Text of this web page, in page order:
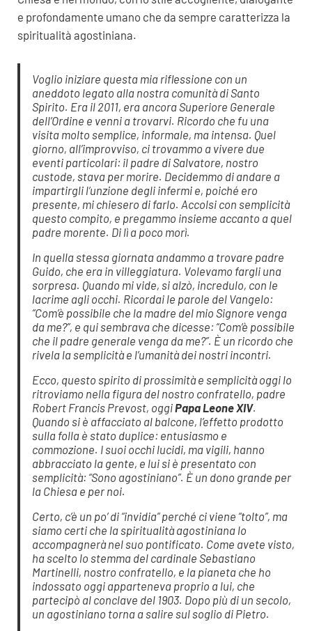
e profondamente umano che da sempre caratterizza la
spiritualità agostiniana.
Voglio iniziare questa mia riflessione con un
aneddoto legato alla nostra comunità di Santo
Spirito. Era il 2011, era ancora Superiore Generale
dell’Ordine e venni a trovarvi. Ricordo che fu una
visita molto semplice, informale, ma intensa. Quel
giorno, all’improvviso, ci trovammo a vivere due
eventi particolari: il padre di Salvatore, nostro
custode, stava per morire. Decidemmo di andare a
impartirgli l’unzione degli infermi e, poiché ero
presente, mi chiesero di farlo. Accolsi con semplicità
questo compito, e pregammo insieme accanto a quel
padre morente. Di lì a poco morì.
In quella stessa giornata andammo a trovare padre
Guido, che era in villeggiatura. Volevamo fargli una
sorpresa. Quando mi vide, si alzò, incredulo, con le
lacrime agli occhi. Ricordai le parole del Vangelo:
“Com’è possibile che la madre del mio Signore venga
da me?”, e qui sembrava che dicesse: “Com’è possibile
che il padre generale venga da me?”. È un ricordo che
rivela la semplicità e l’umanità dei nostri incontri.
Ecco, questo spirito di prossimità e semplicità oggi lo
ritroviamo nella figura del nostro confratello, padre
Robert Francis Prevost, oggiPapa Leone XIV.
Quando si è affacciato al balcone, l’effetto prodotto
sulla folla è stato duplice: entusiasmo e
commozione. I suoi occhi lucidi, ma vigili, hanno
abbracciato la gente, e lui si è presentato con
semplicità: “Sono agostiniano”. È un dono grande per
la Chiesa e per noi.
Certo, c’è un po’ di “invidia” perché ci viene “tolto”, ma
siamo certi che la spiritualità agostiniana lo
accompagnerà nel suo pontificato. Come avete visto,
ha scelto lo stemma del cardinale Sebastiano
Martinelli, nostro confratello, e la pianeta che ho
indossato oggi apparteneva proprio a lui, che
partecipò al conclave del 1903. Dopo più di un secolo,
un agostiniano torna a salire sul soglio di Pietro.